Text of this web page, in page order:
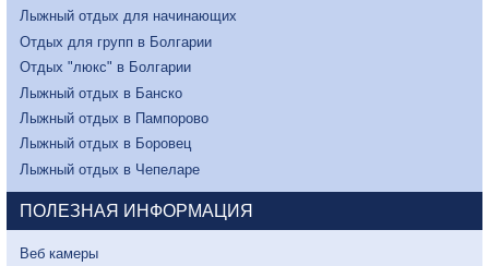
Лыжный отдых для начинающих
Отдых для групп в Болгарии
Отдых "люкс" в Болгарии
Лыжный отдых в Банско
Лыжный отдых в Пампорово
Лыжный отдых в Боровец
Лыжный отдых в Чепеларе
ПОЛЕЗНАЯ ИНФОРМАЦИЯ
Веб камеры